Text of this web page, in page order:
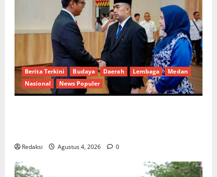
Berita Terkini Budaya Daerah Lembaga
Medan
Nasional
News Populer
Redaksi Agustus 4, 2026 0